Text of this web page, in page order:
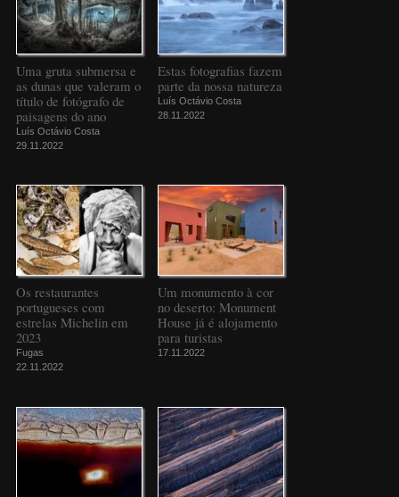
Uma gruta submersa e
as dunas que valeram o
título de fotógrafo de
paisagens do ano
Luís Octávio Costa
29.11.2022
Estas fotografias fazem
parte da nossa natureza
Luís Octávio Costa
28.11.2022
Os restaurantes
portugueses com
estrelas Michelin em
2023
Fugas
22.11.2022
Um monumento à cor
no deserto: Monument
House já é alojamento
para turistas
17.11.2022